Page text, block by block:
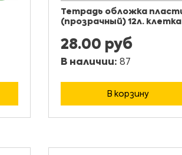
Тетрадь обложка
(прозрачный) 12л. клетка
28.00 руб
В наличии: 87
В корзину